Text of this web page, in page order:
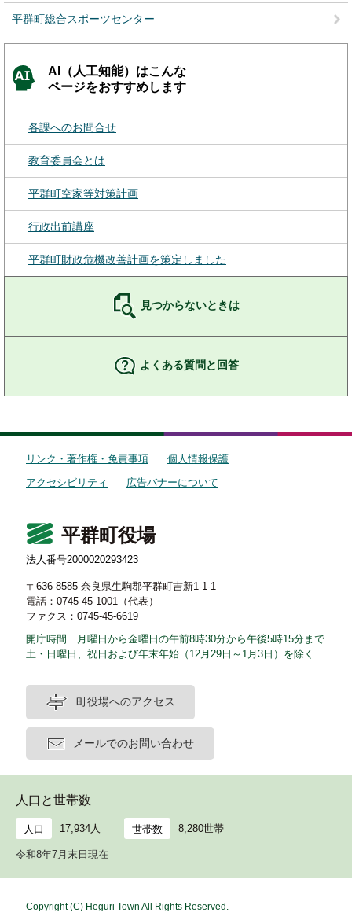
平群町総合スポーツセンター
AI（人工知能）はこんな
ページをおすすめします
各課へのお問合せ
教育委員会とは
平群町空家等対策計画
行政出前講座
平群町財政危機改善計画を策定しました
見つからないときは
よくある質問と回答
リンク・著作権・免責事項
個人情報保護
アクセシビリティ
広告バナーについて
平群町役場
法人番号2000020293423
〒636-8585 奈良県生駒郡平群町吉新1-1-1
電話：0745-45-1001（代表）
ファクス：0745-45-6619
開庁時間 月曜日から金曜日の午前8時30分から午後5時15分まで
土・日曜日、祝日および年末年始（12月29日～1月3日）を除く
町役場へのアクセス
メールでのお問い合わせ
人口と世帯数
人口 17,934人 世帯数 8,280世帯
令和8年7月末日現在
Copyright (C) Heguri Town All Rights Reserved.